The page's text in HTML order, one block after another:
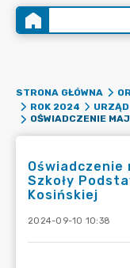
STRONA GŁÓWNA
ROK 2024
Szkoły
Kosińskiej
2024-09-10 10:38